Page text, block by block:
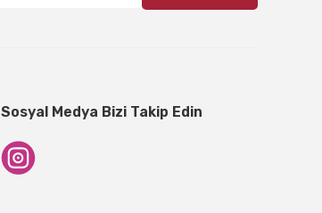
Sosyal Medya Bizi Takip Edin